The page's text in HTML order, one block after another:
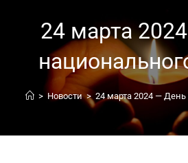
24 марта
> Новости > 24 марта 2024 — День